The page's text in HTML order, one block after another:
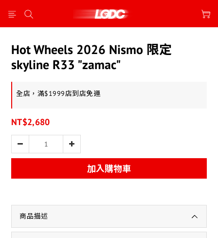
Hot Wheels 2026 Nismo 限定
skyline R33 "zamac"
全店，滿$1999店到店免運
NT$2,680
加入購物車
商品描述